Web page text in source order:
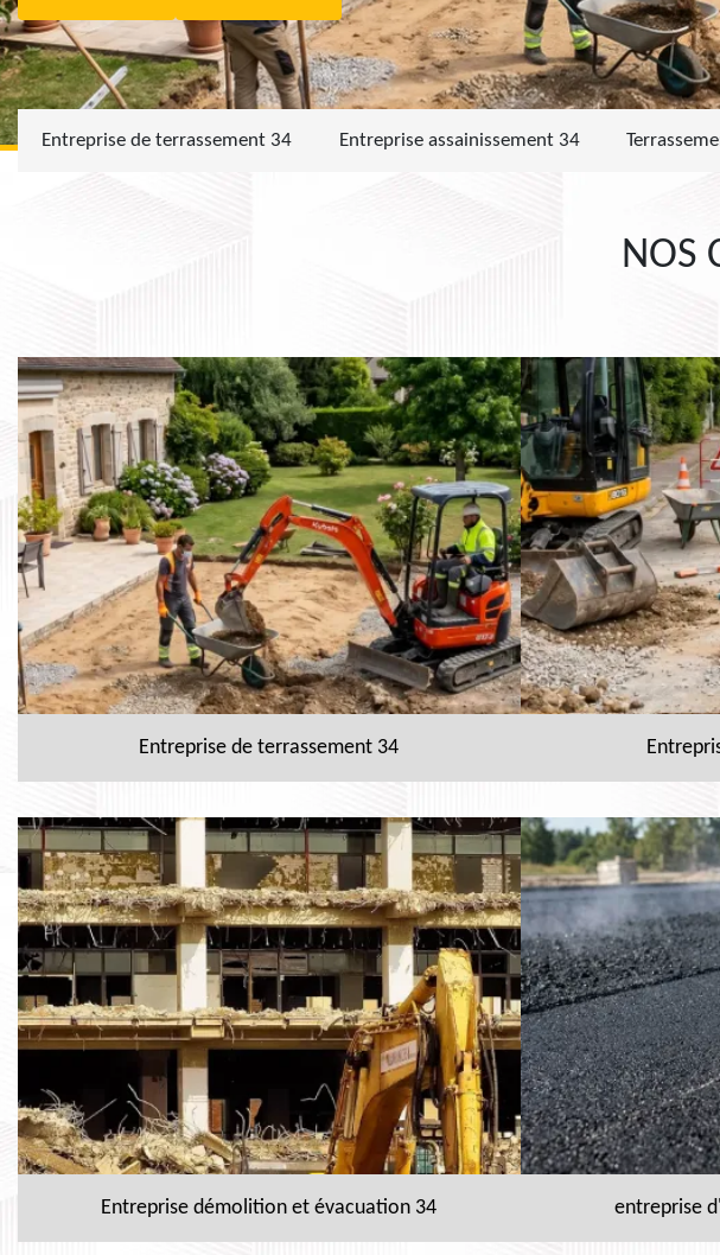
Entreprise de terrassement 34 Entreprise assainissement 34
NOS
Entreprise de terrassement 34
Entreprise démolition et évacuation 34 entreprise